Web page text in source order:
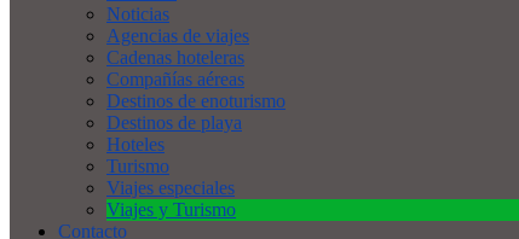
Noticias
Agencias de viajes
Cadenas hoteleras
Compañías aéreas
Destinos de enoturismo
Destinos de playa
Hoteles
Turismo
Viajes especiales
Viajes y Turismo
Contacto